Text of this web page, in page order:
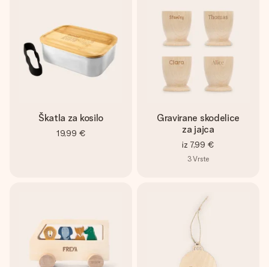
Škatla za kosilo
19,99 €
Gravirane skodelice
za jajca
iz 7,99 €
3Vrste